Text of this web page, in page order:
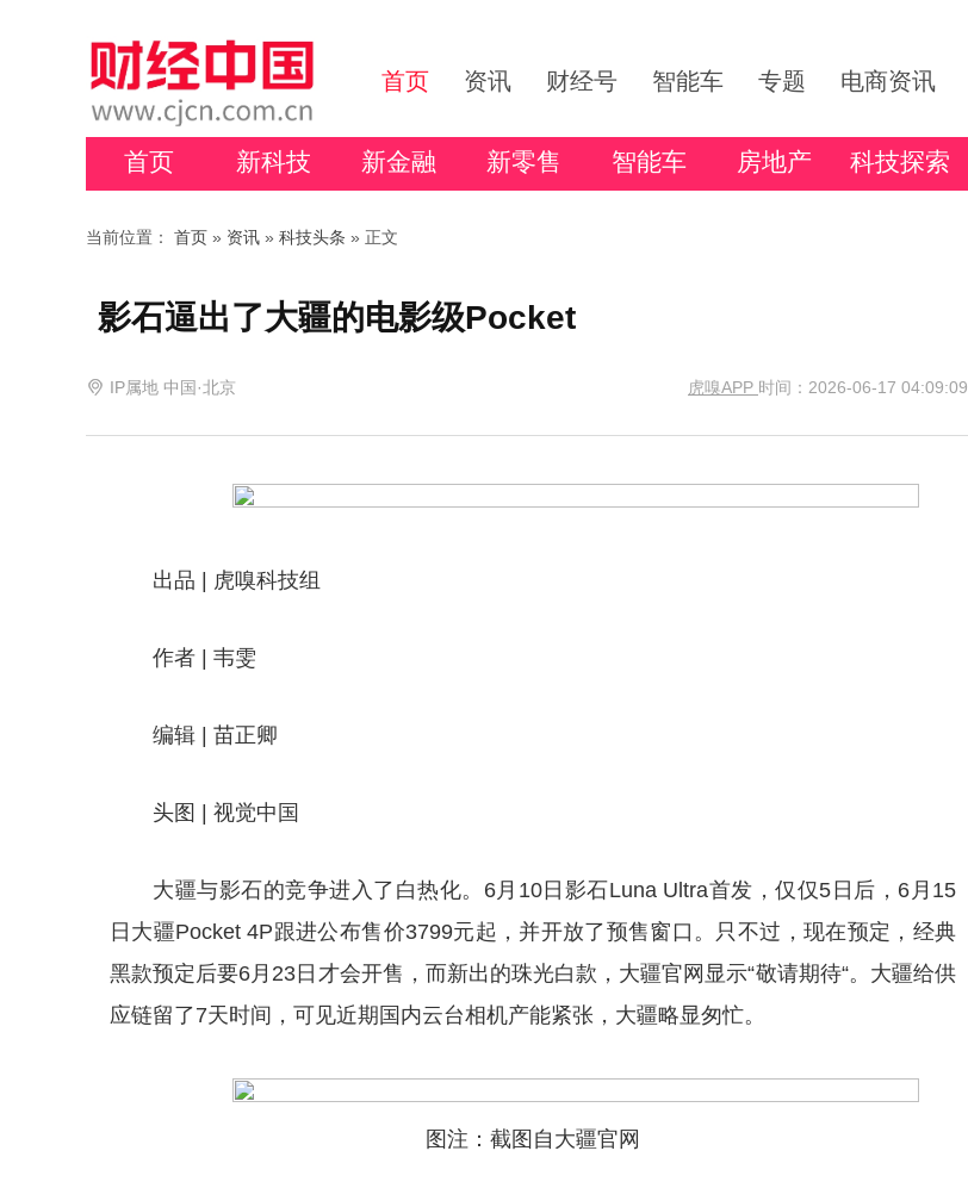
首页 资讯 财经号 智能车 专题 电商资讯
首页 新科技 新金融 新零售 智能车 房地产 科技探索
当前位置： 首页 » 资讯 » 科技头条 » 正文
影石逼出了大疆的电影级Pocket
IP属地 中国·北京 虎嗅APP 时间：2026-06-17 04:09:09
出品 | 虎嗅科技组
作者 | 韦雯
编辑 | 苗正卿
头图 | 视觉中国
大疆与影石的竞争进入了白热化。6月10日影石Luna Ultra首发，仅仅5日后，6月15
日大疆Pocket 4P跟进公布售价3799元起，并开放了预售窗口。只不过，现在预定，经典
黑款预定后要6月23日才会开售，而新出的珠光白款，大疆官网显示“敬请期待“。大疆给供
应链留了7天时间，可见近期国内云台相机产能紧张，大疆略显匆忙。
图注：截图自大疆官网